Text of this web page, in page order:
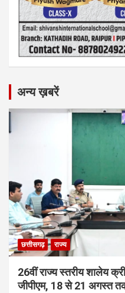
अन्य ख़बरें
छत्तीसगढ़ राज्य
26वीं राज्य स्तरीय शालेय
जीपीएम, 18 से 21 अगस्त